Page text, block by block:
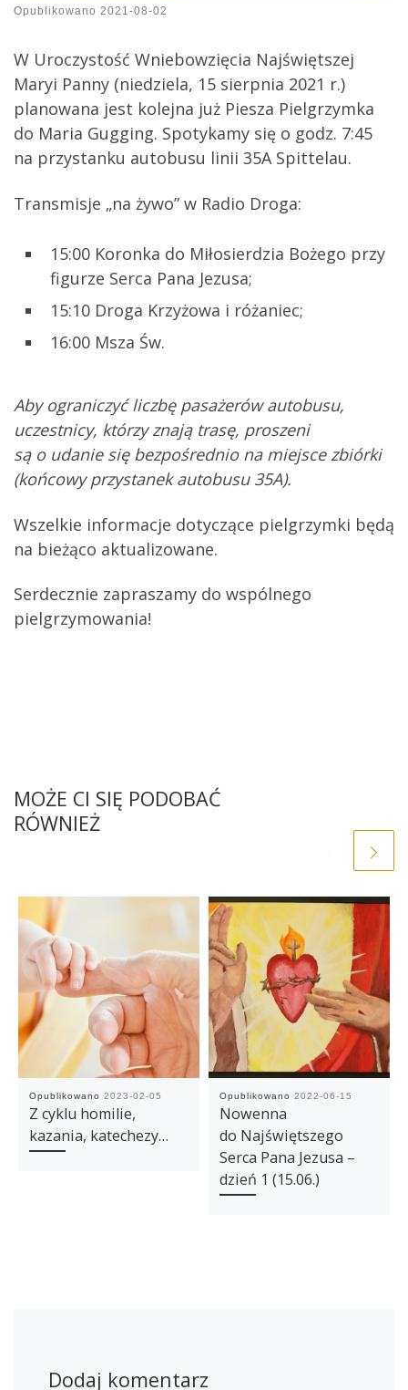
Opublikowano 2021-08-02
W Uroczystość Wniebowzięcia Najświętszej
Maryi Panny (niedziela, 15 sierpnia 2021 r.)
planowana jest kolejna już Piesza Pielgrzymka
do Maria Gugging. Spotykamy się o godz. 7:45
na przystanku autobusu linii 35A Spittelau.
Transmisje „na żywo” w Radio Droga:
15:00 Koronka do Miłosierdzia Bożego przy
figurze Serca Pana Jezusa;
15:10 Droga Krzyżowa i różaniec;
16:00 Msza Św.
Aby ograniczyć liczbę pasażerów autobusu,
uczestnicy, którzy znają trasę, proszeni
są o udanie się bezpośrednio na miejsce zbiórki
(końcowy przystanek autobusu 35A).
Wszelkie informacje dotyczące pielgrzymki będą
na bieżąco aktualizowane.
Serdecznie zapraszamy do wspólnego
pielgrzymowania!
MOŻE CI SIĘ PODOBAĆ
RÓWNIEŻ
Opublikowano 2023-02-05
Z cyklu homilie,
kazania, katechezy…
Opublikowano 2022-06-15
Nowenna
do Najświętszego
Serca Pana Jezusa –
dzień 1 (15.06.)
Dodaj komentarz